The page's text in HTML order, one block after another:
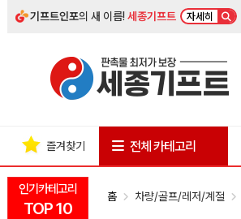
기프트인포의 새 이름!세종기프트 자세히
인기카테고리
TOP 10
즐겨찾기 전체 카테고리
홈 차량/골프/레저/계절